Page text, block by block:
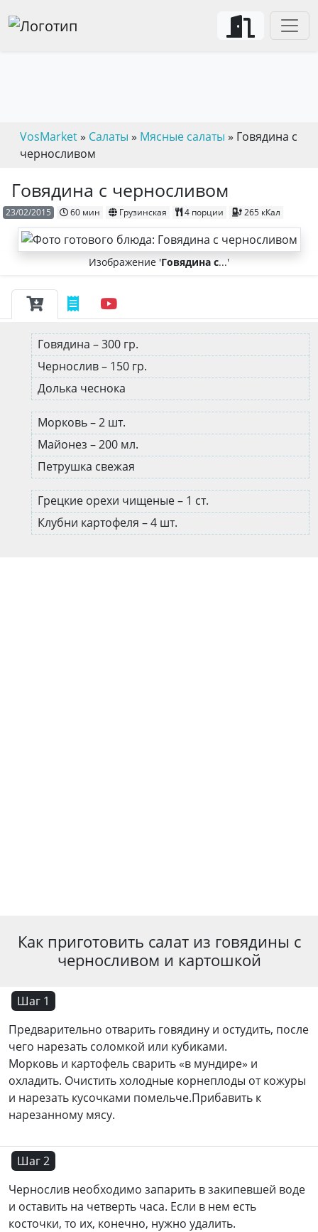
VosMarket» Салаты » Мясные салаты » Говядина с
черносливом
Говядина с черносливом
23/02/2015 60 мин Грузинская 4 порции 265 кКал
Изображение 'Говядина с...'
Говядина – 300 гр.
Чернослив – 150 гр.
Долька чеснока
Морковь – 2 шт.
Майонез – 200 мл.
Петрушка свежая
Грецкие орехи чищеные – 1 ст.
Клубни картофеля – 4 шт.
Как приготовить салат из говядины с
черносливом и картошкой
Шаг 1
Предварительно отварить говядину и остудить, после
чего нарезать соломкой или кубиками.
Морковь и картофель сварить «в мундире» и
охладить. Очистить холодные корнеплоды от кожуры
и нарезать кусочками помельче.Прибавить к
нарезанному мясу.
Шаг 2
Чернослив необходимо запарить в закипевшей воде
и оставить на четверть часа. Если в нем есть
косточки, то их, конечно, нужно удалить.